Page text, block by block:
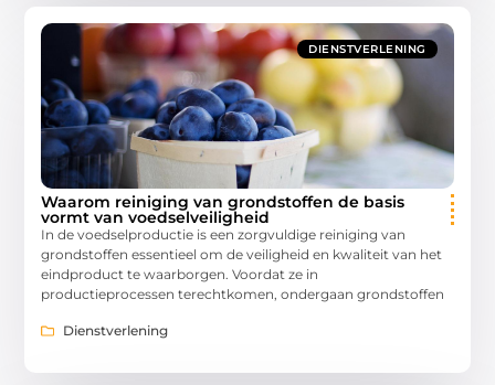
DIENSTVERLENING
Waarom reiniging van grondstoffen de basis
vormt van voedselveiligheid
In de voedselproductie is een zorgvuldige reiniging van
grondstoffen essentieel om de veiligheid en kwaliteit van het
eindproduct te waarborgen. Voordat ze in
productieprocessen terechtkomen, ondergaan grondstoffen
Dienstverlening